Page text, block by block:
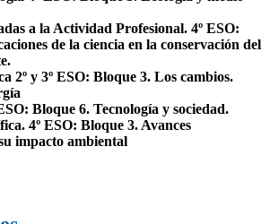
a la Actividad Profesional. 4º ESO:
de la ciencia en la conservación del
2º y 3º ESO: Bloque 3. Los cambios.
Bloque 6. Tecnología y sociedad.
4º ESO: Bloque 3. Avances
impacto ambiental